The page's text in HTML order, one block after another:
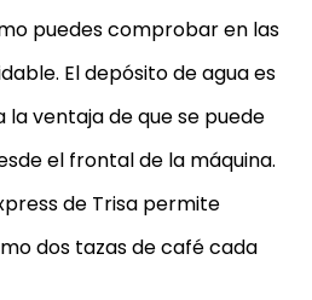
puedes comprobar en las
El depósito de agua es
la ventaja de que se puede
el frontal de la máquina.
de Trisa permite
dos tazas de café cada